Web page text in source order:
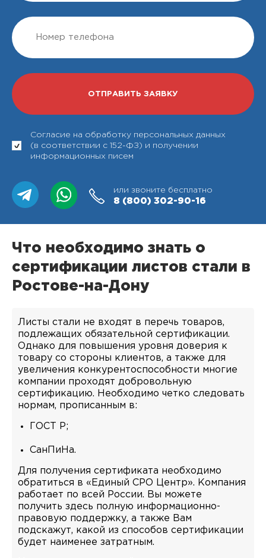
Согласие на обработку персональных данных
(в соответствии с 152-ФЗ) и получении
информационных писем
или звоните бесплатно
8 (800) 302-90-16
Что необходимо знать о
сертификации листов стали в
Ростове-на-Дону
Листы стали не входят в перечь товаров,
подлежащих обязательной сертификации.
Однако для повышения уровня доверия к
товару со стороны клиентов, а также для
увеличения конкурентоспособности многие
компании проходят добровольную
сертификацию. Необходимо четко следовать
нормам, прописанным в:
ГОСТ Р;
СанПиНа.
Для получения сертификата необходимо
обратиться в «Единый СРО Центр». Компания
работает по всей России. Вы можете
получить здесь полную информационно-
правовую поддержку, а также Вам
подскажут, какой из способов сертификации
будет наименее затратным.